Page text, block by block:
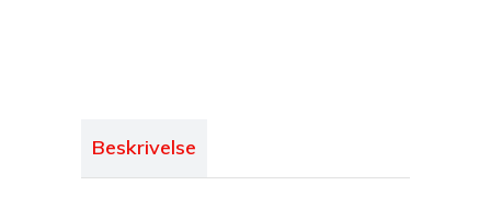
Beskrivelse